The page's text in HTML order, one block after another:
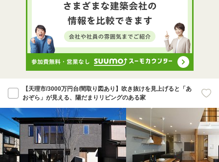
【天理市/3000万円台/間取り図あり】吹き抜けを見上げると「あ
おぞら」が見える、陽だまりリビングのある家